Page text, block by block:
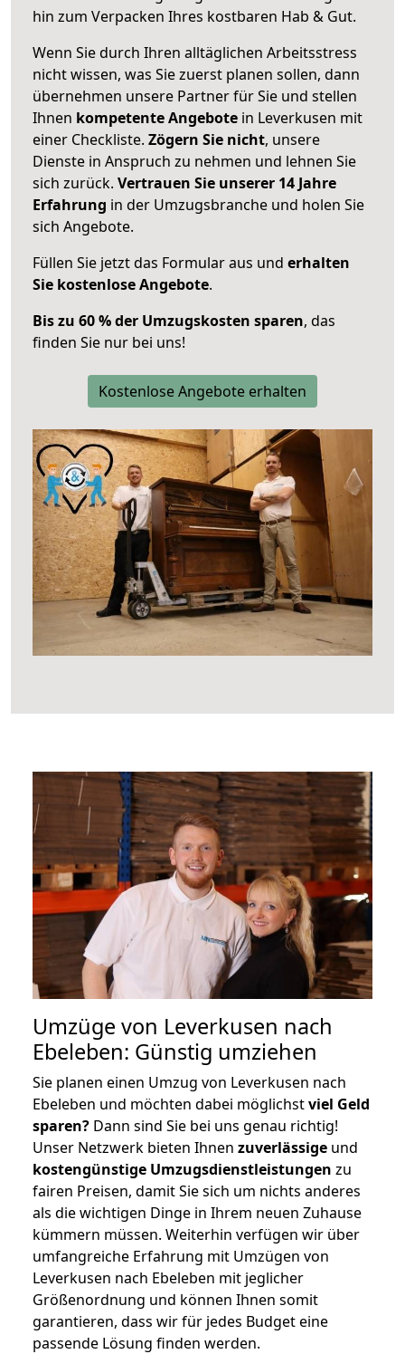
hin zum Verpacken Ihres kostbaren Hab & Gut.
Wenn Sie durch Ihren alltäglichen Arbeitsstress
nicht wissen, was Sie zuerst planen sollen, dann
übernehmen unsere Partner für Sie und stellen
Ihnen kompetente Angebote in Leverkusen mit
einer Checkliste. Zögern Sie nicht, unsere
Dienste in Anspruch zu nehmen und lehnen Sie
sich zurück. Vertrauen Sie unserer 14 Jahre
Erfahrung in der Umzugsbranche und holen Sie
sich Angebote.
Füllen Sie jetzt das Formular aus und erhalten
Sie kostenlose Angebote.
Bis zu 60 % der Umzugskosten sparen, das
finden Sie nur bei uns!
Kostenlose Angebote erhalten
Umzüge von Leverkusen nach
Ebeleben: Günstig umziehen
Sie planen einen Umzug von Leverkusen nach
Ebeleben und möchten dabei möglichstviel Geld
sparen? Dann sind Sie bei uns genau richtig!
Unser Netzwerk bieten Ihnen zuverlässige und
kostengünstige Umzugsdienstleistungen zu
fairen Preisen, damit Sie sich um nichts anderes
als die wichtigen Dinge in Ihrem neuen Zuhause
kümmern müssen. Weiterhin verfügen wir über
umfangreiche Erfahrung mit Umzügen von
Leverkusen nach Ebeleben mit jeglicher
Größenordnung und können Ihnen somit
garantieren, dass wir für jedes Budget eine
passende Lösung finden werden.